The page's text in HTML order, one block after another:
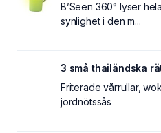
B’Seen 360° lyser
synlighet i den m...
3 små thailändska
Friterade vårrullar,
jordnötssås